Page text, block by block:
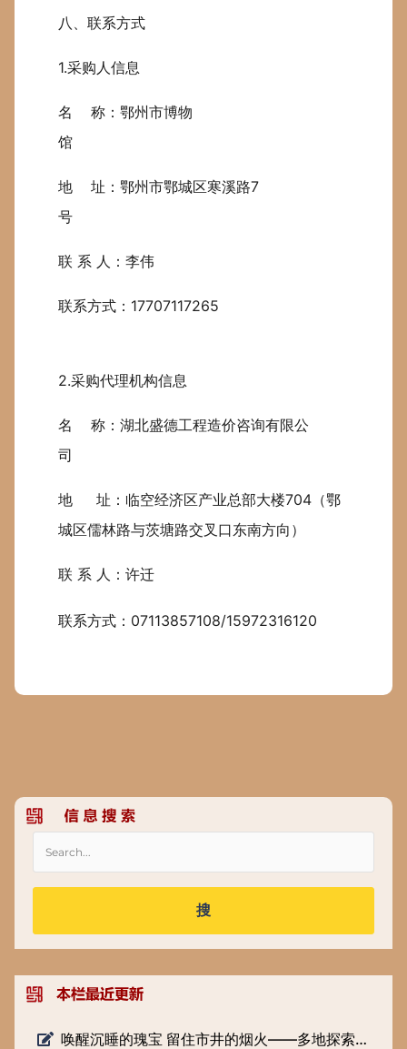
八、联系方式
1.采购人信息
名 称：鄂州市博物
馆
地 址：鄂州市鄂城区寒溪路7
号
联 系 人：李伟
联系方式：17707117265
2.采购代理机构信息
名 称：湖北盛德工程造价咨询有限公
司
地 址：临空经济区产业总部大楼704（鄂
城区儒林路与茨塘路交叉口东南方向）
联 系 人：许迁
联系方式：07113857108/15972316120
搜
唤醒沉睡的瑰宝 留住市井的烟火——多地探索低级别文物保护新路径